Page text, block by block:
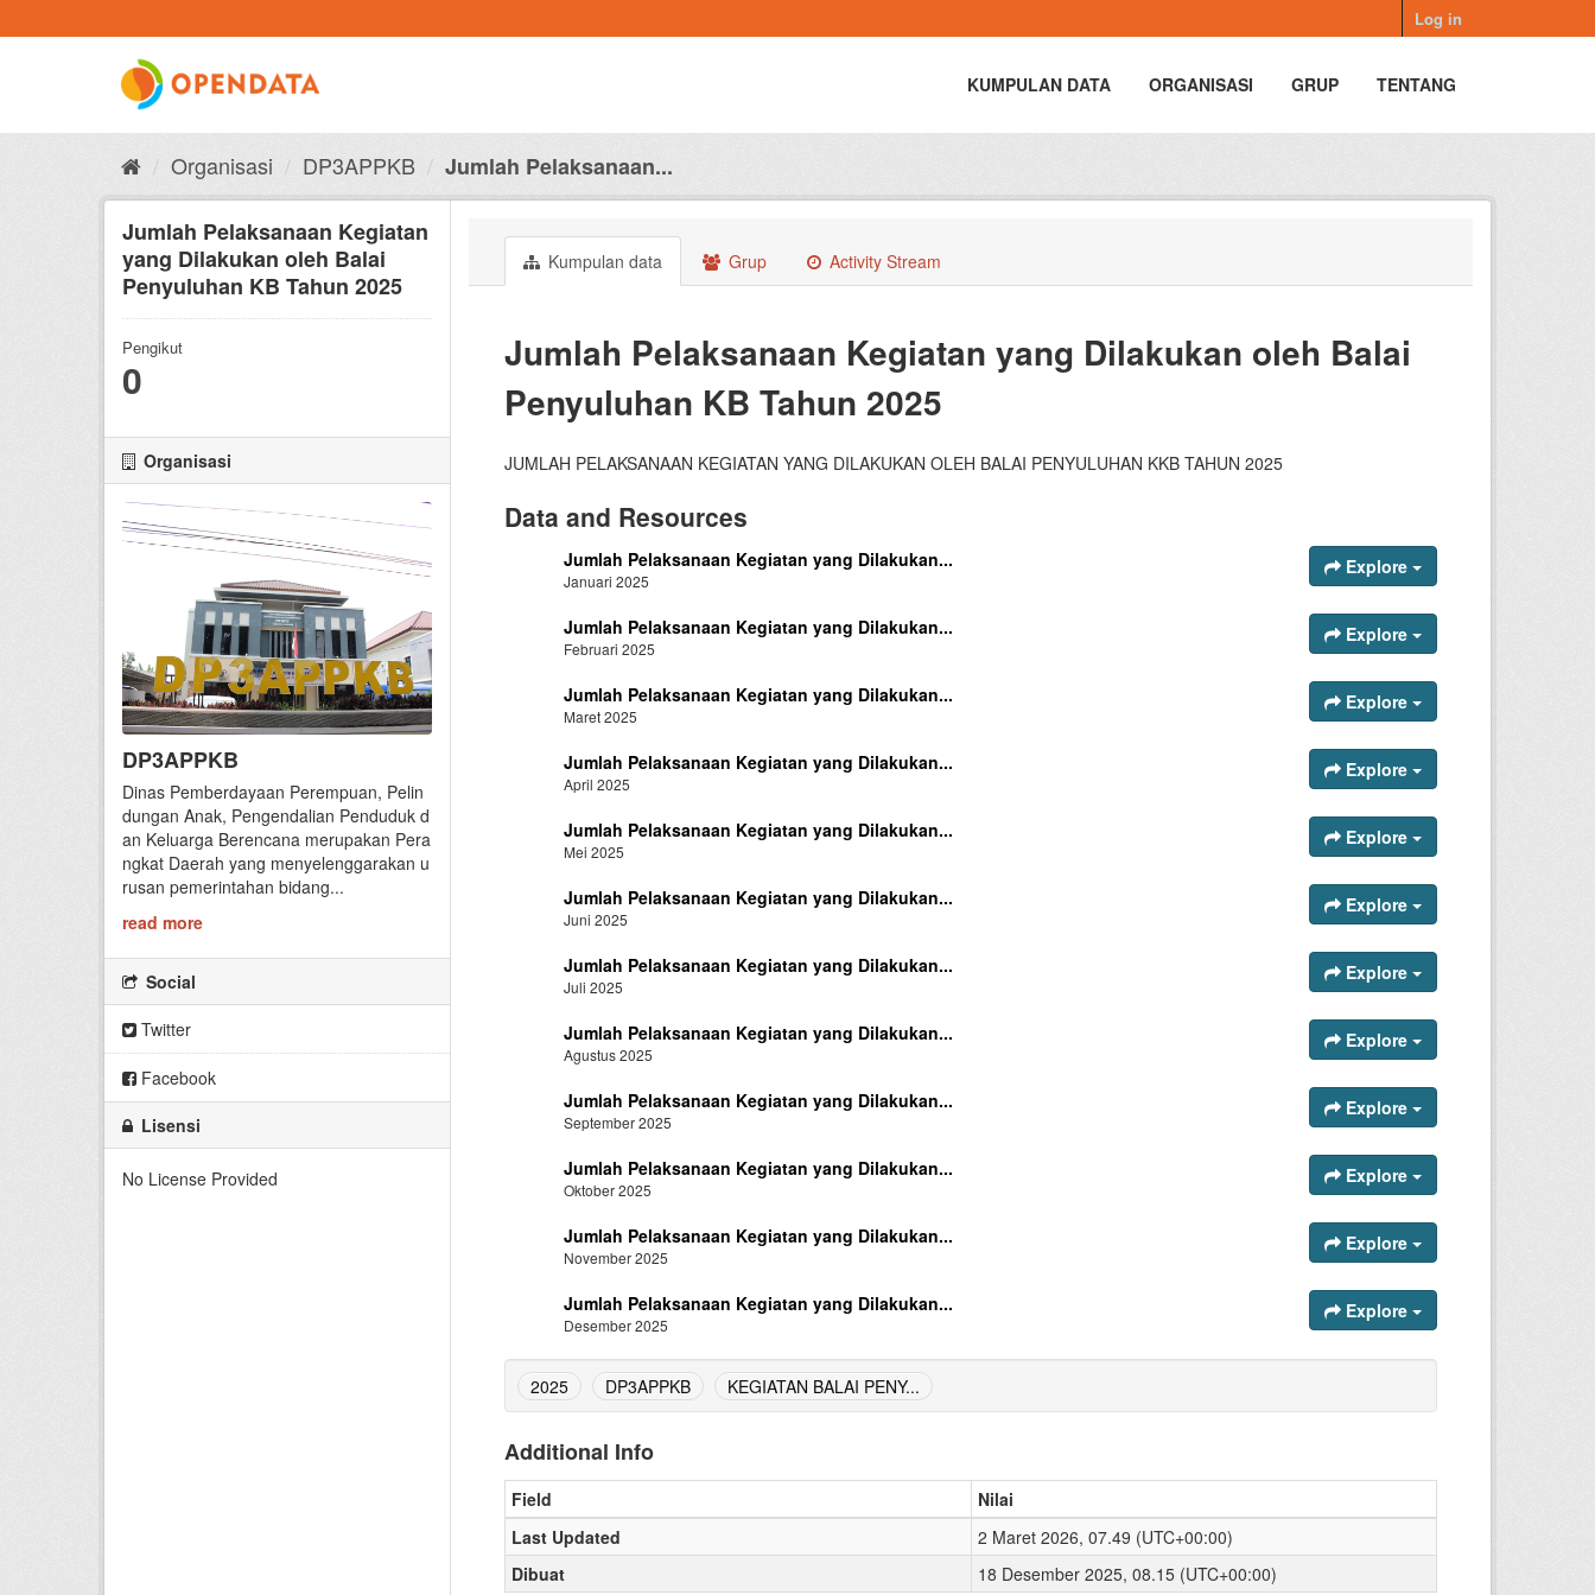
to
Log in
KUMPULAN DATA ORGANISASI GRUP TENTANG
Organisasi DP3APPKB Jumlah Pelaksanaan...
Jumlah Pelaksanaan Kegiatan
yang Dilakukan oleh Balai
Penyuluhan KB Tahun 2025
Pengikut
0
Organisasi
DP3APPKB
Dinas Pemberdayaan Perempuan, Pelin
dungan Anak, Pengendalian Penduduk d
an Keluarga Berencana merupakan Pera
ngkat Daerah yang menyelenggarakan u
rusan pemerintahan bidang...
read more
Social
Twitter
Facebook
Lisensi
No License Provided
Kumpulan data Grup Activity Stream
Jumlah Pelaksanaan Kegiatan yang Dilakukan oleh Balai
Penyuluhan KB Tahun 2025
JUMLAH PELAKSANAAN KEGIATAN YANG DILAKUKAN OLEH BALAI PENYULUHAN KKB TAHUN 2025
Data and Resources
Jumlah Pelaksanaan Kegiatan yang Dilakukan...
Januari 2025
Explore
Jumlah Pelaksanaan Kegiatan yang Dilakukan...
Februari 2025
Explore
Jumlah Pelaksanaan Kegiatan yang Dilakukan...
Maret 2025
Explore
Jumlah Pelaksanaan Kegiatan yang Dilakukan...
April 2025
Explore
Jumlah Pelaksanaan Kegiatan yang Dilakukan...
Mei 2025
Explore
Jumlah Pelaksanaan Kegiatan yang Dilakukan...
Juni 2025
Explore
Jumlah Pelaksanaan Kegiatan yang Dilakukan...
Juli 2025
Explore
Jumlah Pelaksanaan Kegiatan yang Dilakukan...
Agustus 2025
Explore
Jumlah Pelaksanaan Kegiatan yang Dilakukan...
September 2025
Explore
Jumlah Pelaksanaan Kegiatan yang Dilakukan...
Oktober 2025
Explore
Jumlah Pelaksanaan Kegiatan yang Dilakukan...
November 2025
Explore
Jumlah Pelaksanaan Kegiatan yang Dilakukan...
Desember 2025
Explore
2025 DP3APPKB KEGIATAN BALAI PENY...
Additional Info
Field
Nilai
Last Updated
2 Maret 2026, 07.49 (UTC+00:00)
Dibuat
18 Desember 2025, 08.15 (UTC+00:00)